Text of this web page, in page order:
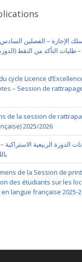
الإجازة – الفصلين السادس
طلبات التأكد من النقط
cycle Licence
– Session de
de la session de
2025/2026
الدورة الربيعية
de la Session de
des étudiants sur les
en langue française 2025-